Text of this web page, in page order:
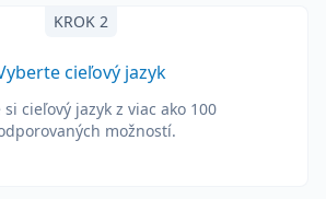
KROK 2
cieľový jazyk
si cieľový jazyk z viac ako 100
možností.